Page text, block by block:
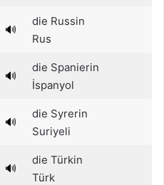
🔊
die Russin
Rus
🔊
die Spanierin
İspanyol
🔊
die Syrerin
Suriyeli
🔊
die Türkin
Türk